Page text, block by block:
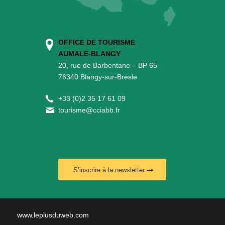
OFFICE DE TOURISME
AUMALE-BLANGY
20, rue de Barbentane – BP 65
76340 Blangy-sur-Bresle
+33 (0)2 35 17 61 09
tourisme@cciabb.fr
S’inscrire à la newsletter
www.leplusduweb.com